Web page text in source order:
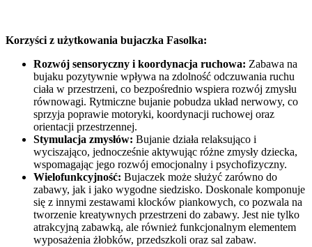
Korzyści z użytkowania bujaczka Fasolka:
Rozwój sensoryczny i koordynacja ruchowa: Zabawa na
bujaku pozytywnie wpływa na zdolność odczuwania ruchu
ciała w przestrzeni, co bezpośrednio wspiera rozwój zmysłu
równowagi. Rytmiczne bujanie pobudza układ nerwowy, co
sprzyja poprawie motoryki, koordynacji ruchowej oraz
orientacji przestrzennej.
Stymulacja zmysłów: Bujanie działa relaksująco i
wyciszająco, jednocześnie aktywując różne zmysły dziecka,
wspomagając jego rozwój emocjonalny i psychofizyczny.
Wielofunkcyjność: Bujaczek może służyć zarówno do
zabawy, jak i jako wygodne siedzisko. Doskonale komponuje
się z innymi zestawami klocków piankowych, co pozwala na
tworzenie kreatywnych przestrzeni do zabawy. Jest nie tylko
atrakcyjną zabawką, ale również funkcjonalnym elementem
wyposażenia żłobków, przedszkoli oraz sal zabaw.